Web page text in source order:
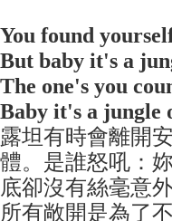
You found
But baby it's a
The one's you
Baby it's a jungle
露坦有時會離開
體。是誰怒吼：
底卻沒有絲毫意
所有敞開是為了